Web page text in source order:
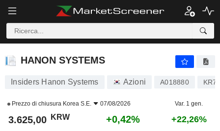
HANON SYSTEMS
HANON SYSTEMS
Insiders Hanon Systems Azioni A018880
Prezzo di chiusura Korea S.E. 07/08/2026 Var. 1 gen.
3.625,00 KRW +0,42% +22,26%